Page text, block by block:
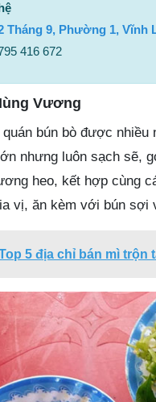
Tháng 9, Phường 1, Vĩnh
416 672
Vương
quán bún bò được
nhưng luôn sạch sẽ,
heo, kết hợp cùng
vị, ăn kèm với bún sợi
5 địa chỉ bán mì trộn